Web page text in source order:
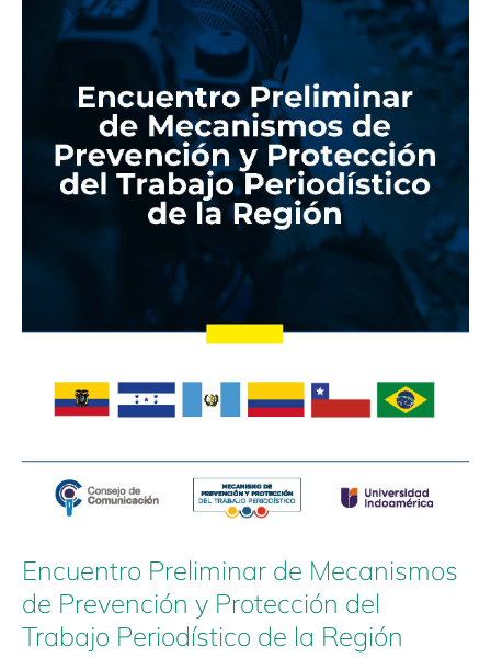
Encuentro Preliminar de Mecanismos
de Prevención y Protección del
Trabajo Periodístico de la Región
Prevención
Periodístico